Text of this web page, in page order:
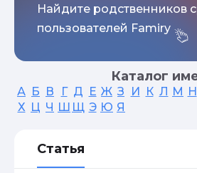
Найдите родственников
пользователей Famiry
Каталог
А Б В Г Д Е Ж З И К Л М Н
Х Ц Ч Ш Щ Э Ю Я
Статья